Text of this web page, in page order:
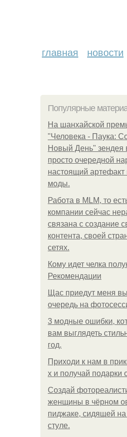
главная новости
Популярные
На шанхайской
"Человека - Паука:
Новый День" зендея
просто очередной
настоящий артефакт
моды.
Работа в MLM, то
компании сейчас
связана с создание
контента, своей
сетях.
Кому идет челка
Рекомендации
Щас приедут меня
очередь на
3 модные ошибки,
вам выглядеть
год.
Приходи к нам в
х и получай подарки
Создай
женщины в чёрном
пиджаке, сидящей
стуле.